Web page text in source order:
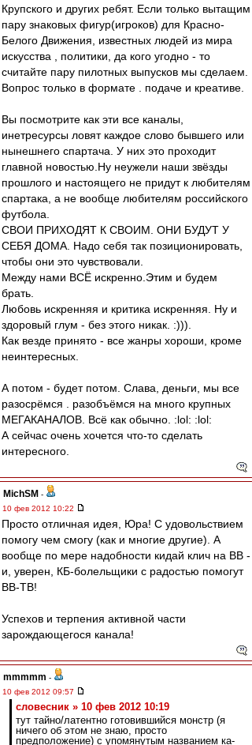
Крупского и других ребят. Если только вытащим
пару знаковых фигур(игроков) для Красно-
Белого Движения, известных людей из мира
искусства , политики, да кого угодно - то
считайте пару пилотных выпусков мы сделаем.
Вопрос только в формате . подаче и креативе.
Вы посмотрите как эти все каналы,
инетресурсы ловят каждое слово бывшего или
нынешнего спартача. У них это проходит
главной новостью.Ну неужели наши звёзды
прошлого и настоящего не придут к любителям
спартака, а не вообще любителям российского
футбола.
СВОИ ПРИХОДЯТ К СВОИМ. ОНИ БУДУТ У
СЕБЯ ДОМА. Надо себя так позиционировать,
чтобы они это чувствовали.
Между нами ВСЁ искренно.Этим и будем
брать.
Любовь искренняя и критика искренняя. Ну и
здоровый глум - без этого никак. :))).
Как везде принято - все жанры хороши, кроме
неинтересных.
А потом - будет потом. Слава, деньги, мы все
разосрёмся . разобъёмся на много крупных
МЕГАКАНАЛОВ. Всё как обычно. :lol: :lol:
А сейчас очень хочется что-то сделать
интересного.
MichSM -
10 фев 2012 10:22
Просто отличная идея, Юра! С удовольствием
помогу чем смогу (как и многие другие). А
вообще по мере надобности кидай клич на ВВ -
и, уверен, КБ-болельщики с радостью помогут
ВВ-ТВ!
Успехов и терпения активной части
зарождающегося канала!
mmmmm -
10 фев 2012 09:57
словесник » 10 фев 2012 10:19
тут тайно/латентно готовившийся монстр (я
ничего об этом не знаю, просто
предположение) с упомянутым названием ка-